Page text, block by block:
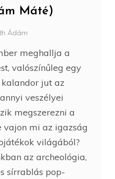
Máté)
Ádám
meghallja a
valószínűleg egy
kalandor jut az
veszélyei
megszerezni a
vajon mi az igazság
világából?
az archeológia,
sírrablás pop-